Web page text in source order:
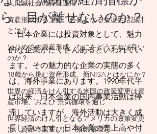
す。
思い描く暮らし方
を実現するために
は、それに合わせた
相当の支出が発生し
ます。必然的に発生
する支出であれば、
将来に向けて背負っ
人口減社会の資産運用
資産形成する上で、必要となる生涯生活設計
とは？
はじめての資産形成、なにをどうすれば良い
のか？
18歳から挑む資産形成、新NISAとはなにか？
世界の経済をけん引する米国の政策変更は資
産市場、および 景気循環を通じ
世界経済のけん引となるアメリカの政策変更
は、資産市場並びに 景気循環を
ら、目が離せないのか？
    日本企業には投資対象として、魅力
的な企業がたくさんあるといわれてい
ます。その魅力的な企業の実態の多く
は、海外事業にあります。1990年代半
ば以来、日本企業の国内事業活動は停
滞していますが、海外活動は大きく成
長しています。日本企業の売上高や付